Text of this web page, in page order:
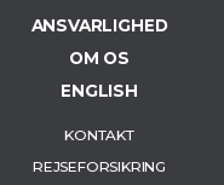
ANSVARLIGHED
OM OS
ENGLISH
KONTAKT
REJSEFORSIKRING